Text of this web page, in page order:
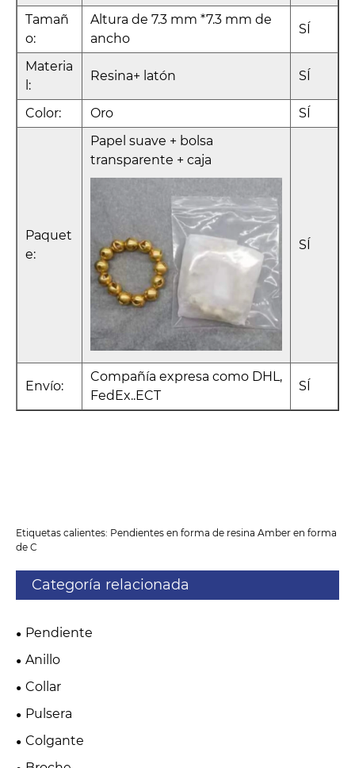
Tamañ
o:
Altura de 7.3 mm *7.3 mm de
ancho
SÍ
Materia
l:
Resina+ latón SÍ
Color: Oro SÍ
Paquet
e:
Papel suave + bolsa
transparente + caja
SÍ
Envío:
Compañía expresa como DHL,
FedEx..ECT
SÍ
Etiquetas calientes: Pendientes en forma de resina Amber en forma
de C
Categoría relacionada
Pendiente
Anillo
Collar
Pulsera
Colgante